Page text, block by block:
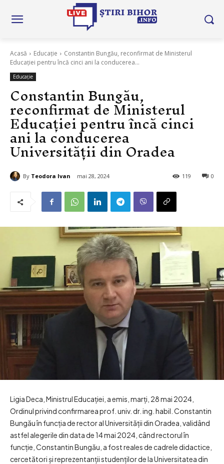
Acasă Educație
Constantin Bungău, reconfirmat de Ministerul
Educației pentru încă cinci ani la conducerea...
Educație
Constantin Bungău,
reconfirmat de Ministerul
Educației pentru încă cinci
ani la conducerea
Universității din Oradea
By Teodora Ivan mai 28, 2024 0
119
Ligia Deca, Ministrul Educației, a emis, marți, 28 mai 2024,
Ordinul privind confirmarea prof. univ. dr. ing. habil. Constantin
Bungău în funcția de rector al Universității din Oradea, validând
astfel alegerile din data de 14 mai 2024, când rectorul în
funcție, Constantin Bungău, a fost reales de cadrele didactice,
cercetători și reprezentanții studenților de la Universitatea din